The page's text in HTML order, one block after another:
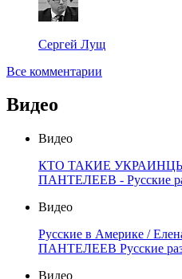
Сергей Лущ
Все комментарии
Видео
Видео
КТО ТАКИЕ УКРАИНЦЫ
ПАНТЕЛЕЕВ - Русские
Видео
Русские в Америке /
ПАНТЕЛЕЕВ Русские
Видео